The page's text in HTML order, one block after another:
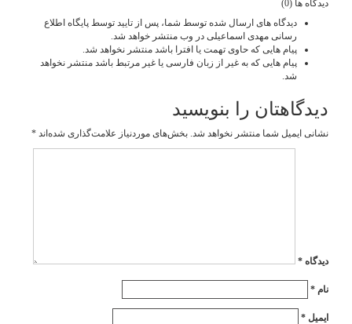
دیدگاه ها (0)
دیدگاه های ارسال شده توسط شما، پس از تایید توسط پایگاه اطلاع
رسانی مهدی اسماعیلی در وب منتشر خواهد شد.
پیام هایی که حاوی تهمت یا افترا باشد منتشر نخواهد شد.
پیام هایی که به غیر از زبان فارسی یا غیر مرتبط باشد منتشر نخواهد
شد.
دیدگاهتان را بنویسید
نشانی ایمیل شما منتشر نخواهد شد. بخش‌های موردنیاز علامت‌گذاری شده‌اند *
دیدگاه *
نام *
ایمیل *